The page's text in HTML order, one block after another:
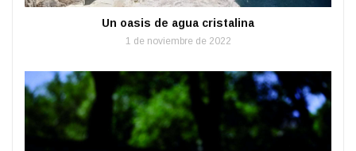
Un oasis de agua cristalina
1 de noviembre de 2022